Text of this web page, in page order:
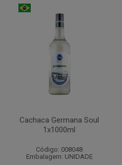
Cachaca Germana Soul
1x1000ml
Código: 008048
Embalagem: UNIDADE